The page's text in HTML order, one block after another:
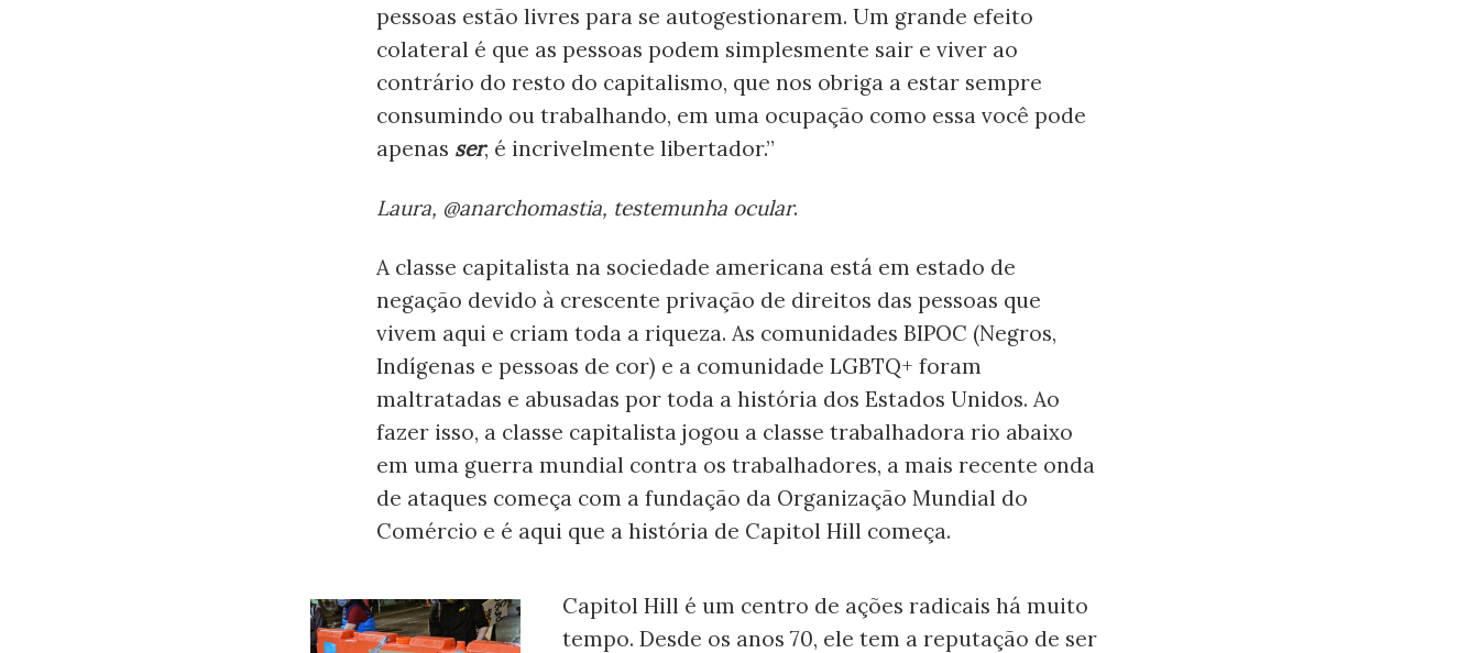
pessoas estão livres para se autogestionarem. Um grande efeito
colateral é que as pessoas podem simplesmente sair e viver ao
contrário do resto do capitalismo, que nos obriga a estar sempre
consumindo ou trabalhando, em uma ocupação como essa você pode
apenas ser, é incrivelmente libertador.”
Laura, @anarchomastia, testemunha ocular.
A classe capitalista na sociedade americana está em estado de
negação devido à crescente privação de direitos das pessoas que
vivem aqui e criam toda a riqueza. As comunidades BIPOC (Negros,
Indígenas e pessoas de cor) e a comunidade LGBTQ+ foram
maltratadas e abusadas por toda a história dos Estados Unidos. Ao
fazer isso, a classe capitalista jogou a classe trabalhadora rio abaixo
em uma guerra mundial contra os trabalhadores, a mais recente onda
de ataques começa com a fundação da Organização Mundial do
Comércio e é aqui que a história de Capitol Hill começa.
Capitol Hill é um centro de ações radicais há muito
tempo. Desde os anos 70, ele tem a reputação de ser